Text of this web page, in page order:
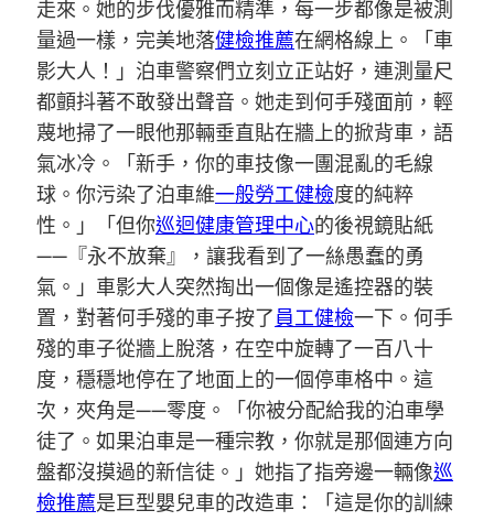
走來。她的步伐優雅而精準，每一步都像是被測
量過一樣，完美地落健檢推薦在網格線上。「車
影大人！」泊車警察們立刻立正站好，連測量尺
都顫抖著不敢發出聲音。她走到何手殘面前，輕
蔑地掃了一眼他那輛垂直貼在牆上的掀背車，語
氣冰冷。「新手，你的車技像一團混亂的毛線
球。你污染了泊車維一般勞工健檢度的純粹
性。」「但你巡迴健康管理中心的後視鏡貼紙
——『永不放棄』，讓我看到了一絲愚蠢的勇
氣。」車影大人突然掏出一個像是遙控器的裝
置，對著何手殘的車子按了員工健檢一下。何手
殘的車子從牆上脫落，在空中旋轉了一百八十
度，穩穩地停在了地面上的一個停車格中。這
次，夾角是——零度。「你被分配給我的泊車學
徒了。如果泊車是一種宗教，你就是那個連方向
盤都沒摸過的新信徒。」她指了指旁邊一輛像巡
檢推薦是巨型嬰兒車的改造車：「這是你的訓練